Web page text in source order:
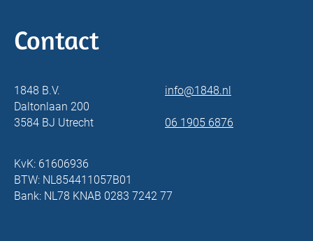
Contact
1848 B.V.
Daltonlaan 200
3584 BJ Utrecht
info@1848.nl
06 1905 6876
KvK: 61606936
BTW: NL854411057B01
Bank: NL78 KNAB 0283 7242 77